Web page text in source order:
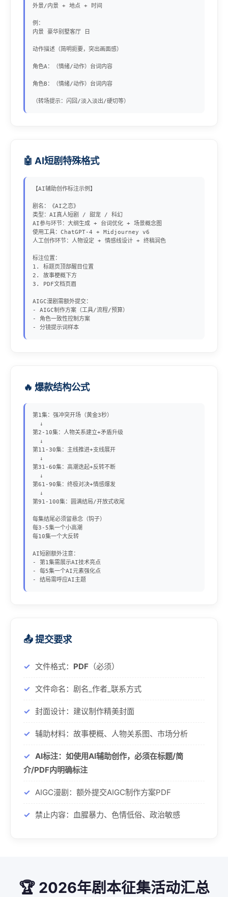
外景/内景 + 地点 + 时间
例：
内景 豪华别墅客厅 日
动作描述（简明扼要，突出画面感）
角色A：（情绪/动作）台词内容
角色B：（情绪/动作）台词内容
（转场提示：闪回/淡入淡出/硬切等）
🤖 AI短剧特殊格式
【AI辅助创作标注示例】
剧名：《AI之恋》
类型：AI真人短剧 / 甜宠 / 科幻
AI参与环节：大纲生成 + 台词优化 + 场景概念图
使用工具：ChatGPT-4 + Midjourney v6
人工创作环节：人物设定 + 情感线设计 + 终稿润色
标注位置：
1. 标题页顶部醒目位置
2. 故事梗概下方
3. PDF文档页眉
AIGC漫剧需额外提交：
- AIGC制作方案（工具/流程/预算）
- 角色一致性控制方案
- 分镜提示词样本
🔥 爆款结构公式
第1集：强冲突开场（黄金3秒）
  ↓
第2-10集：人物关系建立+矛盾升级
  ↓
第11-30集：主线推进+支线展开
  ↓
第31-60集：高潮迭起+反转不断
  ↓
第61-90集：终极对决+情感爆发
  ↓
第91-100集：圆满结局/开放式收尾
每集结尾必须留悬念（钩子）
每3-5集一个小高潮
每10集一个大反转
AI短剧额外注意：
- 第1集需展示AI技术亮点
- 每5集一个AI元素强化点
- 结局需呼应AI主题
📤 提交要求
文件格式： PDF （必须）
文件命名：剧名_作者_联系方式
封面设计：建议制作精美封面
辅助材料：故事梗概、人物关系图、市场分析
AI标注：如使用AI辅助创作，必须在标题/简
介/PDF内明确标注
AIGC漫剧：额外提交AIGC制作方案PDF
禁止内容：血腥暴力、色情低俗、政治敏感
🏆 2026年剧本征集活动汇总